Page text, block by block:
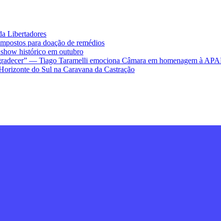
Libertadores
para doação de remédios
histórico em outubro
— Tiago Taramelli emociona Câmara em homenagem à
do Sul na Caravana da Castração